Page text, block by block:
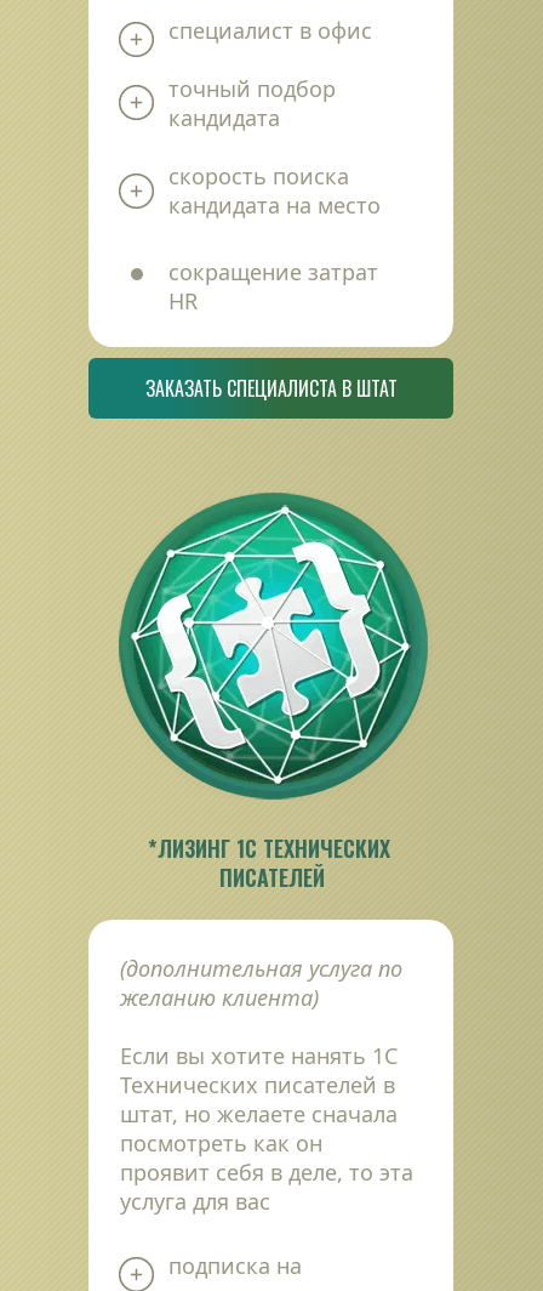
*ЛИЗИНГ 1С ТЕХНИЧЕСКИХ
ПИСАТЕЛЕЙ
(дополнительная услуга по
желанию клиента)
Если вы хотите нанять 1С
Технических писателей в
штат, но желаете сначала
посмотреть как он
проявит себя в деле, то эта
услуга для вас
специалист в офис
точный подбор
кандидата
скорость поиска
кандидата на место
подписка на
сокращение затрат
HR
ЗАКАЗАТЬ СПЕЦИАЛИСТА В ШТАТ